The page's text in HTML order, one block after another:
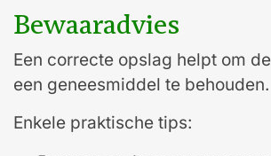
Bewaaradvies
Een correcte opslag helpt om
een geneesmiddel te behouden.
Enkele praktische tips: